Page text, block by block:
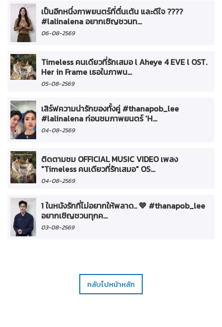
เป็นอีกหนึ่งภาพยนตร์ที่ตื่นเต้น และดีใจ ????
#lalinalena อยากเชิญชวนท...
06-08-2569
Timeless คนเดียวที่รักเสมอ l Aheye 4 EVE l OST.
Her in Frame เธอในภาพน...
05-08-2569
เสิร์ฟความน่ารักของทั้งคู่ #thanapob_lee
#lalinalena ก่อนชมภาพยนตร์ 'H...
04-08-2569
ติดตามชม OFFICIAL MUSIC VIDEO เพลง
"Timeless คนเดียวที่รักเสมอ" OS...
04-08-2569
1 ในหนังรักที่ไม่อยากให้พลาด.. 💙 #thanapob_lee
อยากเชิญชวนทุกค...
03-08-2569
กลับไปหน้าหลัก